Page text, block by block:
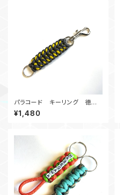
パラコード キーリング 徳川
家康_GY
¥1,480